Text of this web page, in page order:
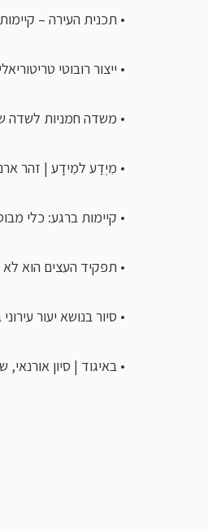
• תכנית העירה –
• ייצור רובוטי
• משדה חמניות לשדה
• מִיֶדַע למֵידָע | זהר
• קיימות ברגע: כלי
• תפקיד העצים הוא
• סיור בנושא יעור
• באיגוד | סיון